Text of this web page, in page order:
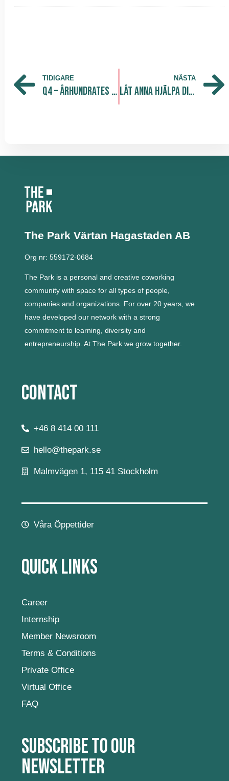
TIDIGARE
Q4 – Århundrates Q4 för e-handeln
NÄSTA
Låt Anna hjälpa dig få en bra start på dagen
The Park Värtan Hagastaden AB
Org nr: 559172-0684
The Park is a personal and creative coworking
community with space for all types of people,
companies and organizations. For over 20 years, we
have developed our network with a strong
commitment to learning, diversity and
entrepreneurship. At The Park we grow together.
Contact
+46 8 414 00 111
hello@thepark.se
Malmvägen 1, 115 41 Stockholm
Våra Öppettider
Quick Links
Career
Internship
Member Newsroom
Terms & Conditions
Private Office
Virtual Office
FAQ
Subscribe to our
newsletter